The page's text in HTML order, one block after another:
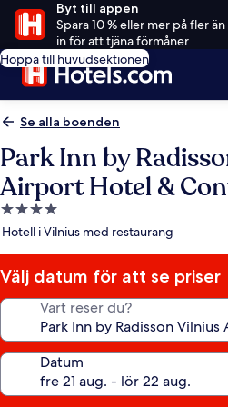
Byt till appen
Spara 10 % eller mer på fler
in för att tjäna förmåner
Hoppa till huvudsektionen
Se alla boenden
Park Inn by
Airport Hotel &
4.0-
stjärnigt
Hotell i Vilnius med restaurang
Välj datum för att se priser
Vart reser du?
Datum